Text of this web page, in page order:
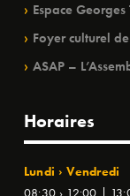
Espace Georges
Foyer culturel
ASAP –
Horaires
Lundi › Vendredi
08:30 › 12:00 |